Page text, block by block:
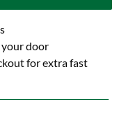
door
for extra fast